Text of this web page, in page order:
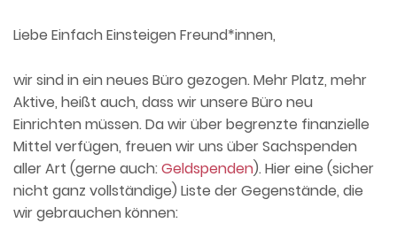
Liebe Einfach Einsteigen Freund*innen,
wir sind in ein neues Büro gezogen. Mehr Platz, mehr
Aktive, heißt auch, dass wir unsere Büro neu
Einrichten müssen. Da wir über begrenzte finanzielle
Mittel verfügen, freuen wir uns über Sachspenden
aller Art (gerne auch:Geldspenden). Hier eine (sicher
nicht ganz vollständige) Liste der Gegenstände, die
wir gebrauchen können: